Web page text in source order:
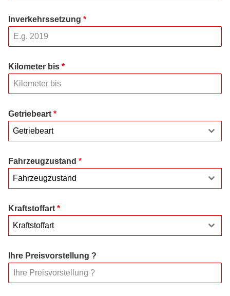
Inverkehrssetzung *
Kilometer bis *
Getriebeart *
Getriebeart
Fahrzeugzustand *
Fahrzeugzustand
Kraftstoffart *
Kraftstoffart
Ihre Preisvorstellung ?